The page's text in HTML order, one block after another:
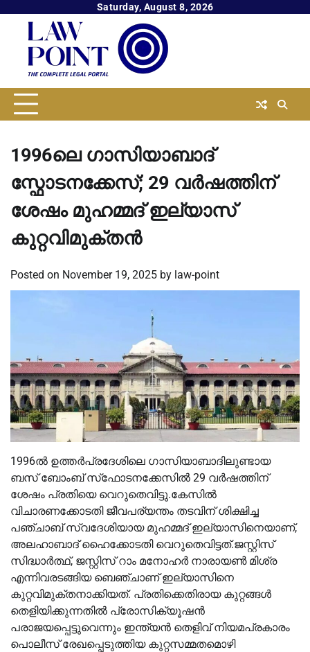
content
Saturday, August 8, 2026
1996ലെ ഗാസിയാബാദ്
സ്ഫോടനക്കേസ്; 29 വര്‍ഷത്തിന്
ശേഷം മുഹമ്മദ് ഇല്യാസ്
കുറ്റവിമുക്തൻ
Posted on November 19, 2025 by law-point
1996ല്‍ ഉത്തര്‍പ്രദേശിലെ ഗാസിയാബാദിലുണ്ടായ
ബസ് ബോംബ് സ്‌ഫോടനക്കേസില്‍ 29 വര്‍ഷത്തിന്
ശേഷം പ്രതിയെ വെറുതെവിട്ടു.കേസില്‍
വിചാരണക്കോടതി ജീവപര്യന്തം തടവിന് ശിക്ഷിച്ച
പഞ്ചാബ് സ്വദേശിയായ മുഹമ്മദ് ഇല്യാസിനെയാണ്,
അലഹാബാദ് ഹൈക്കോടതി വെറുതെവിട്ടത്.ജസ്റ്റിസ്
സിദ്ധാർത്ഥ്, ജസ്റ്റിസ് റാം മനോഹർ നാരായണ്‍ മിശ്ര
എന്നിവരടങ്ങിയ ബെഞ്ചാണ് ഇല്യാസിനെ
കുറ്റവിമുക്തനാക്കിയത്. പ്രതിക്കെതിരായ കുറ്റങ്ങള്‍
തെളിയിക്കുന്നതില്‍ പ്രോസിക്യൂഷൻ
പരാജയപ്പെട്ടുവെന്നും ഇന്ത്യന്‍ തെളിവ് നിയമപ്രകാരം
പൊലീസ് രേഖപ്പെടുത്തിയ കുറ്റസമ്മതമൊഴി